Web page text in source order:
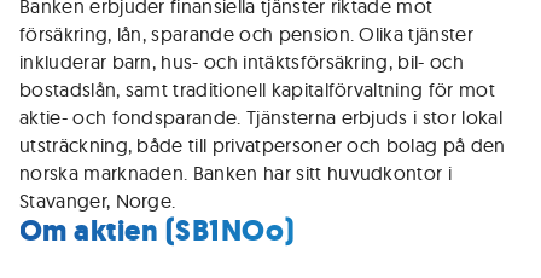
Banken erbjuder finansiella tjänster riktade mot
försäkring, lån, sparande och pension. Olika tjänster
inkluderar barn, hus- och intäktsförsäkring, bil- och
bostadslån, samt traditionell kapitalförvaltning för mot
aktie- och fondsparande. Tjänsterna erbjuds i stor lokal
utsträckning, både till privatpersoner och bolag på den
norska marknaden. Banken har sitt huvudkontor i
Stavanger, Norge.
Om aktien (SB1NOo)